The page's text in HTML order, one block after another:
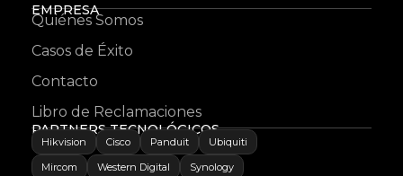
EMPRESA
Quiénes Somos
Casos de Éxito
Contacto
Libro de Reclamaciones
PARTNERS TECNOLÓGICOS
Hikvision Cisco Panduit
Ubiquiti
Mircom
Western Digital
Synology